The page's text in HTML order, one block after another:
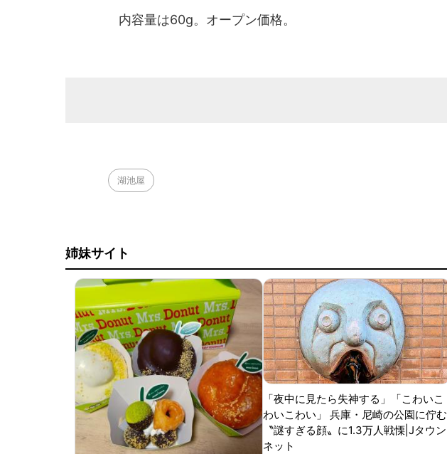
内容量は60g。オープン価格。
湖池屋
姉妹サイト
「夜中に見たら失神する」「こわいこ
わいこわい」 兵庫・尼崎の公園に佇む
〝謎すぎる顔〟に1.3万人戦慄|Jタウン
ネット